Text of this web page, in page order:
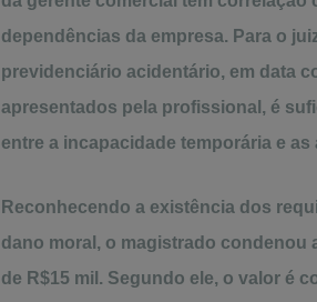
dependências da empresa. Para o
previdenciário acidentário, em data
apresentados pela profissional, é
entre a incapacidade temporária e
Reconhecendo a existência dos
dano moral, o magistrado condenou
de R$15 mil. Segundo ele, o valor é